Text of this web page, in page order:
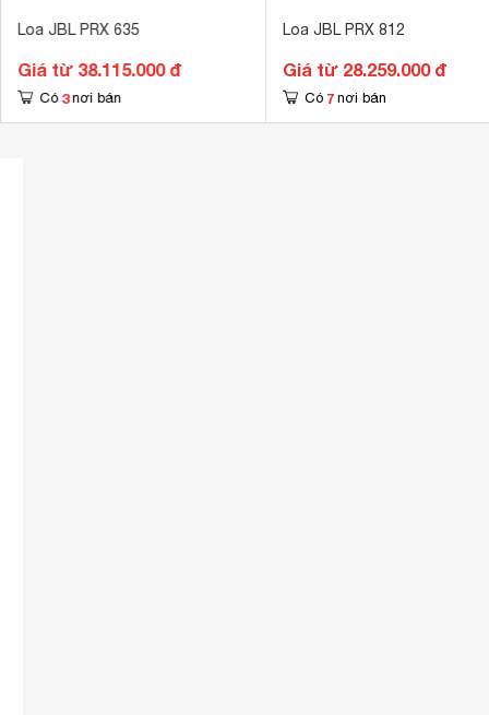
Loa JBL PRX 635
Giá từ 38.115.000 đ
Có 3 nơi bán
Loa JBL PRX 812
Giá từ 28.259.000 đ
Có 7 nơi bán